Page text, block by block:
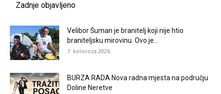
Zadnje objavljeno
Velibor Šuman je branitelj koji nije htio
braniteljsku mirovinu. Ovo je...
7. kolovoza 2026.
BURZA RADA Nova radna mjesta na području
Doline Neretve